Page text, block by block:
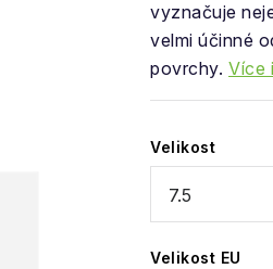
vyznačuje
velmi účinné
povrchy. Více
Velikost
Velikost EU